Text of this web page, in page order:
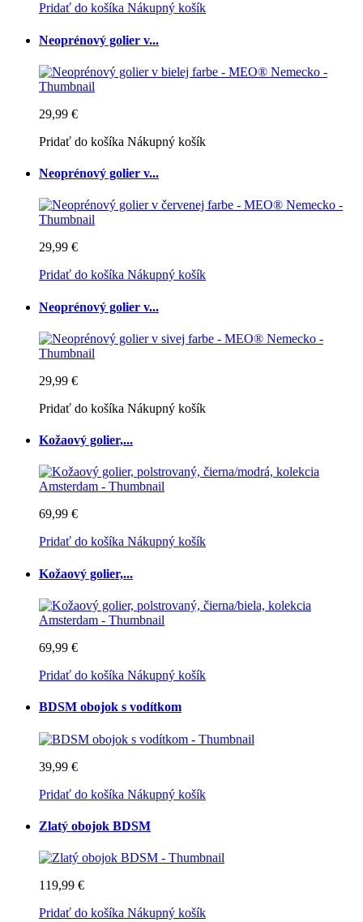
Pridať do košíka Nákupný košík
Neoprénový golier v...
29,99 €
Pridať do košíka Nákupný košík
Neoprénový golier v...
29,99 €
Pridať do košíka Nákupný košík
Neoprénový golier v...
29,99 €
Pridať do košíka Nákupný košík
Kožaový golier,...
69,99 €
Pridať do košíka Nákupný košík
Kožaový golier,...
69,99 €
Pridať do košíka Nákupný košík
BDSM obojok s vodítkom
39,99 €
Pridať do košíka Nákupný košík
Zlatý obojok BDSM
119,99 €
Pridať do košíka Nákupný košík